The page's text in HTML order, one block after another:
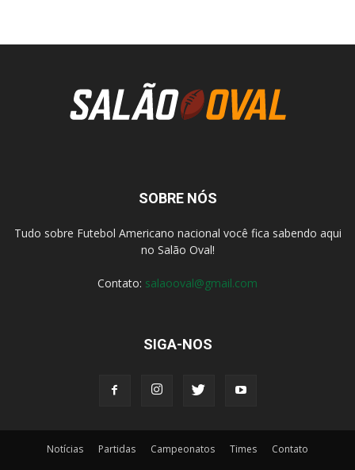
SOBRE NÓS
Tudo sobre Futebol Americano nacional você fica sabendo aqui
no Salão Oval!
Contato: salaooval@gmail.com
SIGA-NOS
Notícias Partidas Campeonatos Times Contato